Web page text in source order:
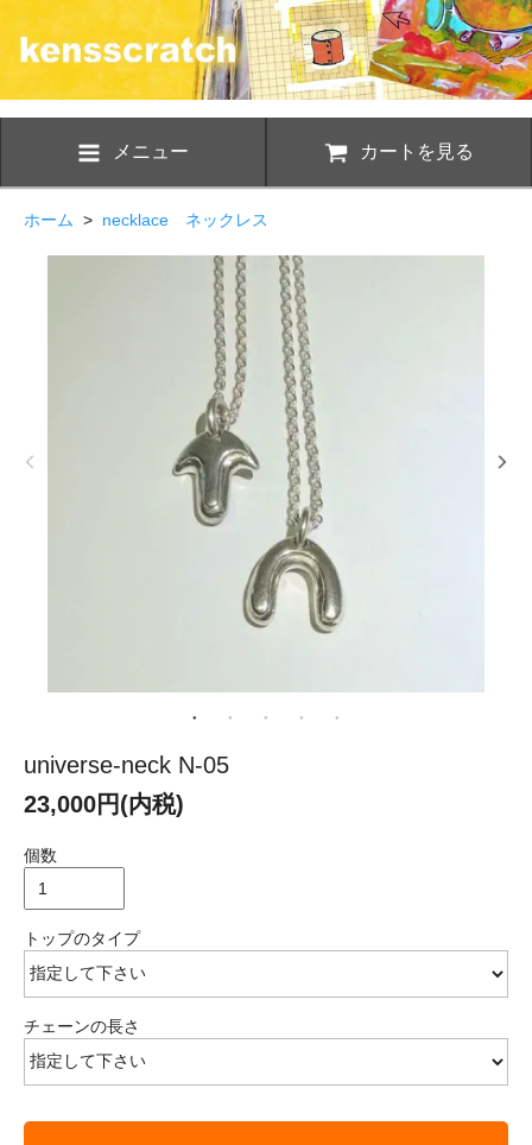
メニュー カートを見る
ホーム > necklace ネックレス
universe-neck N-05
23,000円(内税)
個数
トップのタイプ
チェーンの長さ